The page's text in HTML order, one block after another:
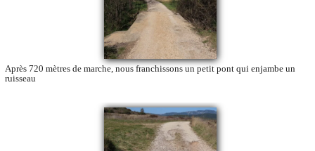
Après 720 mètres de marche, nous franchissons un petit pont qui enjambe un
ruisseau